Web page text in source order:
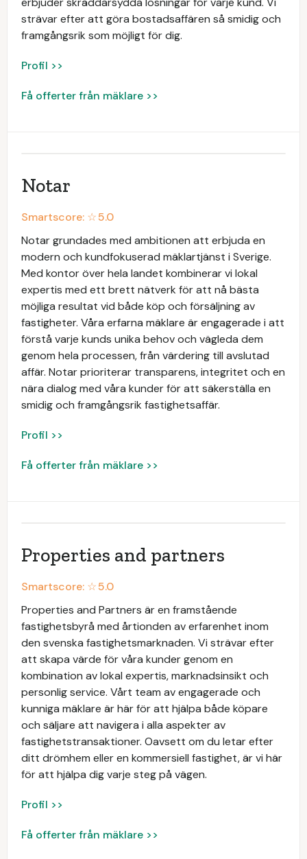
strävar efter att göra bostadsaffären så smidig och
framgångsrik som möjligt för dig.
Profil >>
Få offerter från mäklare >>
Notar
Smartscore: ☆5.0
Notar grundades med ambitionen att erbjuda en
modern och kundfokuserad mäklartjänst i Sverige.
Med kontor över hela landet kombinerar vi lokal
expertis med ett brett nätverk för att nå bästa
möjliga resultat vid både köp och försäljning av
fastigheter. Våra erfarna mäklare är engagerade i att
förstå varje kunds unika behov och vägleda dem
genom hela processen, från värdering till avslutad
affär. Notar prioriterar transparens, integritet och en
nära dialog med våra kunder för att säkerställa en
smidig och framgångsrik fastighetsaffär.
Profil >>
Få offerter från mäklare >>
Properties and partners
Smartscore: ☆5.0
Properties and Partners är en framstående
fastighetsbyrå med årtionden av erfarenhet inom
den svenska fastighetsmarknaden. Vi strävar efter
att skapa värde för våra kunder genom en
kombination av lokal expertis, marknadsinsikt och
personlig service. Vårt team av engagerade och
kunniga mäklare är här för att hjälpa både köpare
och säljare att navigera i alla aspekter av
fastighetstransaktioner. Oavsett om du letar efter
ditt drömhem eller en kommersiell fastighet, är vi här
för att hjälpa dig varje steg på vägen.
Profil >>
Få offerter från mäklare >>